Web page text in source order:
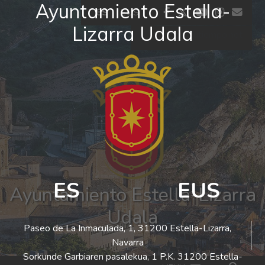
Ayuntamiento Estella-
Lizarra Udala
ES EUS
Paseo de La Inmaculada, 1, 31200 Estella-Lizarra,
Navarra
Sorkunde Garbiaren pasalekua, 1 P.K. 31200 Estella-
Ir al contenido ES EUS facebook
twitter
youtube
El tiempo - Tutiempo.net
Ayuntamiento Estella-Lizarra
Udala